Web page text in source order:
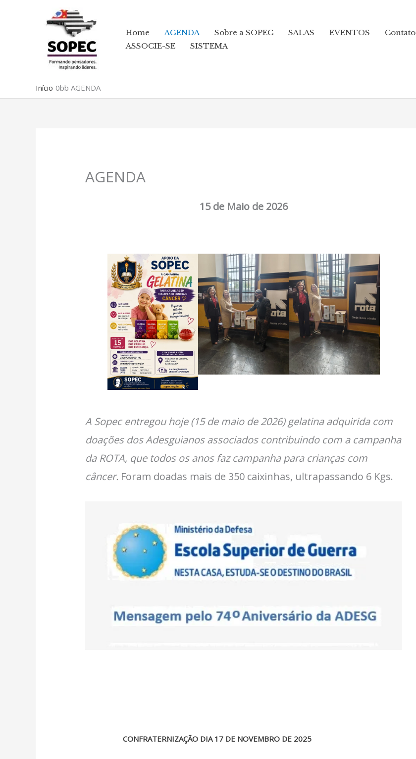
Home AGENDA Sobre a SOPEC SALAS EVENTOS Contato
ASSOCIE-SE
SISTEMA
Início AGENDA
AGENDA
15 de Maio de 2026
A Sopec entregou hoje (15 de maio de 2026) gelatina adquirida com
doações dos Adesguianos associados contribuindo com a campanha
da ROTA, que todos os anos faz campanha para crianças com
câncer. Foram doadas mais de 350 caixinhas, ultrapassando 6 Kgs.
CONFRATERNIZAÇÃO DIA 17 DE NOVEMBRO DE 2025